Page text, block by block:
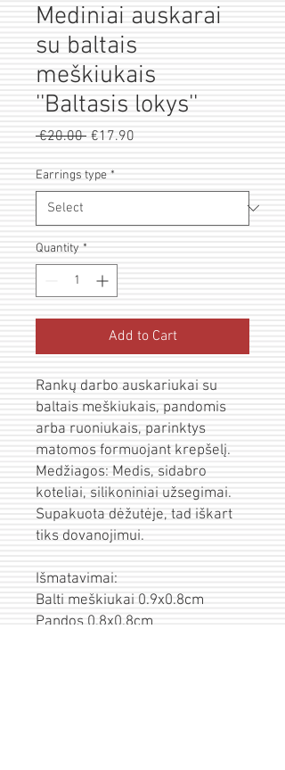
Mediniai auskarai
su baltais
meškiukais
''Baltasis lokys''
€20.00 Regular
€17.90
Earrings type *
Quantity *
Add to Cart
Rankų darbo auskariukai su
baltais meškiukais, pandomis
arba ruoniukais, parinktys
matomos formuojant krepšelį.
Medžiagos: Medis, sidabro
koteliai, silikoniniai užsegimai.
Supakuota dėžutėje, tad iškart
tiks dovanojimui.
Išmatavimai:
Balti meškiukai 0.9x0.8cm
Pandos 0.8x0.8cm